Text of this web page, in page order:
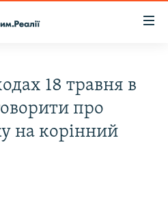
18 травня в
про
на корінний